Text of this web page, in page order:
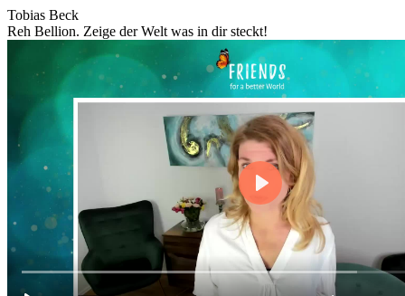
Tobias Beck
Reh Bellion. Zeige der Welt was in dir steckt!